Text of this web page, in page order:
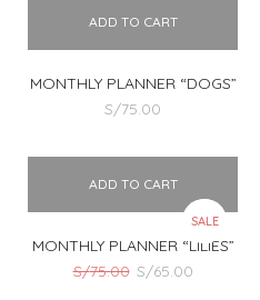
ADD TO CART
MONTHLY PLANNER “DOGS”
S/75.00
SALE
ADD TO CART
MONTHLY PLANNER “LILIES”
S/75.00 El
S/65.00El